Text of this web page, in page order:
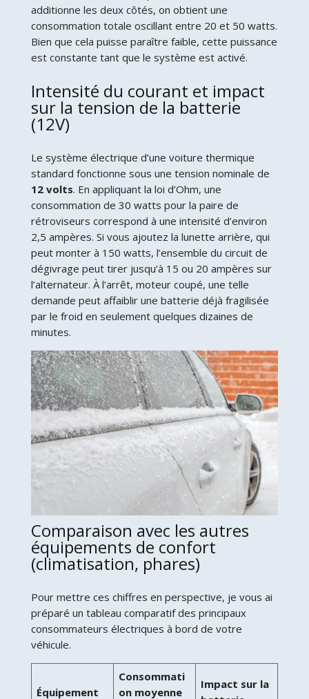
additionne les deux côtés, on obtient une
consommation totale oscillant entre 20 et 50 watts.
Bien que cela puisse paraître faible, cette puissance
est constante tant que le système est activé.
Intensité du courant et impact
sur la tension de la batterie
(12V)
Le système électrique d’une voiture thermique
standard fonctionne sous une tension nominale de
12 volts. En appliquant la loi d’Ohm, une
consommation de 30 watts pour la paire de
rétroviseurs correspond à une intensité d’environ
2,5 ampères. Si vous ajoutez la lunette arrière, qui
peut monter à 150 watts, l’ensemble du circuit de
dégivrage peut tirer jusqu’à 15 ou 20 ampères sur
l’alternateur. À l’arrêt, moteur coupé, une telle
demande peut affaiblir une batterie déjà fragilisée
par le froid en seulement quelques dizaines de
minutes.
Comparaison avec les autres
équipements de confort
(climatisation, phares)
Pour mettre ces chiffres en perspective, je vous ai
préparé un tableau comparatif des principaux
consommateurs électriques à bord de votre
véhicule.
Équipement
Consommati
on moyenne
Impact sur la